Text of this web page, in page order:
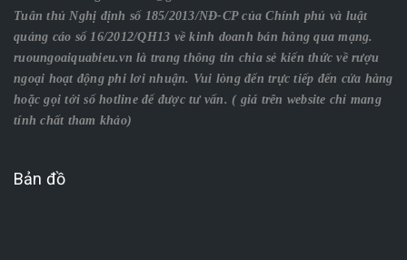
Tuân thủ Nghị định số 185/2013/NĐ-CP của Chính phủ và luật
quảng cáo số 16/2012/QH13 về kinh doanh bán hàng qua mạng.
ruoungoaiquabieu.vn là trang thông tin chia sẻ kiến thức về rượu
ngoại hoạt động phi lơi nhuận. Vui lòng đến trực tiếp đến cửa hàng
hoặc gọi tới số hotline để được tư vấn. ( giá trên website chỉ mang
tính chất tham khảo)
Bản đồ